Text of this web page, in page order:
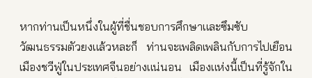
หากท่านเป็นหนึ่งในผู้ที่ชื่นชอบการศึกษาและซึมซับ
วัฒนธรรมตัวยงแล้วหละก็ ท่านจะเพลิดเพลินกับการไปเยือน
เมืองชวีฟู่ในประเทศจีนอย่างแน่นอน เมืองแห่งนี้เป็นที่รู้จักใน